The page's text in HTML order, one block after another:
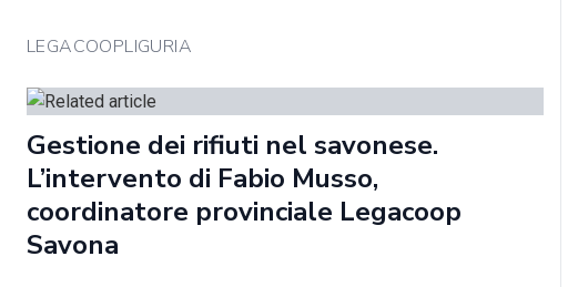
LEGACOOPLIGURIA
Gestione dei rifiuti nel savonese.
L’intervento di Fabio Musso,
coordinatore provinciale Legacoop
Savona